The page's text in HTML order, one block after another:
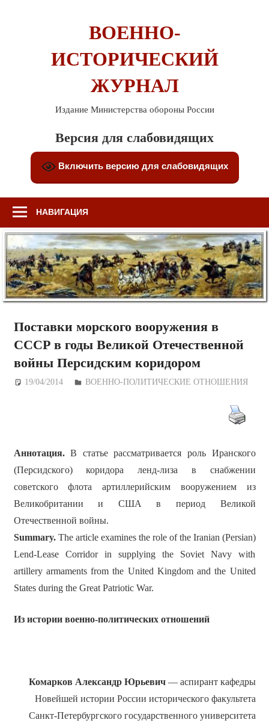
ВОЕННО-
ИСТОРИЧЕСКИЙ
ЖУРНАЛ
Издание Министерства обороны России
Версия для слабовидящих
Включить версию для слабовидящих
НАВИГАЦИЯ
Поставки морского вооружения в
СССР в годы Великой Отечественной
войны Персидским коридором
19/04/2014 Дежурный по Редакции
ВОЕННО-ПОЛИТИЧЕСКИE ОТНОШЕНИЯ
Аннотация.В статье рассматривается роль Иранского
(Персидского) коридора ленд-лиза в снабжении
советского флота артиллерийским вооружением из
Великобритании и США в период Великой
Отечественной войны.
Summary.The article examines the role of the Iranian (Persian)
Lend-Lease Corridor in supplying the Soviet Navy with
artillery armaments from the United Kingdom and the United
States during the Great Patriotic War.
Из истории военно-политических отношений
Комарков Александр Юрьевич— аспирант кафедры
Новейшей истории России исторического факультета
Санкт-Петербургского государственного университета